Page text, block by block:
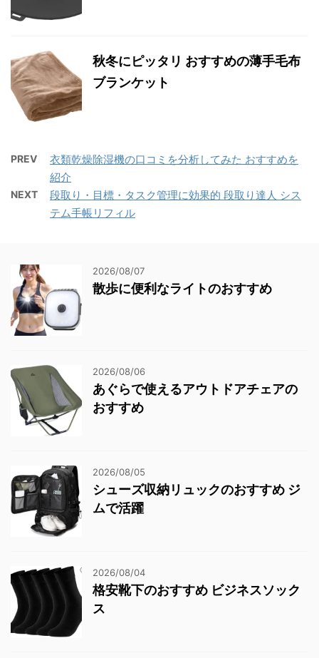
秋冬にピッタリ おすすめの薄手毛布
ブランケット
PREV
衣類乾燥除湿機の口コミを分析してみた おすすめを
紹介
NEXT
段取り・目標・タスク管理に効果的 段取り達人 シス
テム手帳リフィル
2026/08/07
散歩に便利なライトのおすすめ
2026/08/06
あぐらで使えるアウトドアチェアの
おすすめ
2026/08/05
シューズ収納リュックのおすすめ ジ
ムで活躍
2026/08/04
格安靴下のおすすめ ビジネスソック
ス